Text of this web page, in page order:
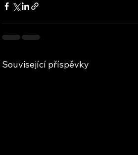
Související příspěvky